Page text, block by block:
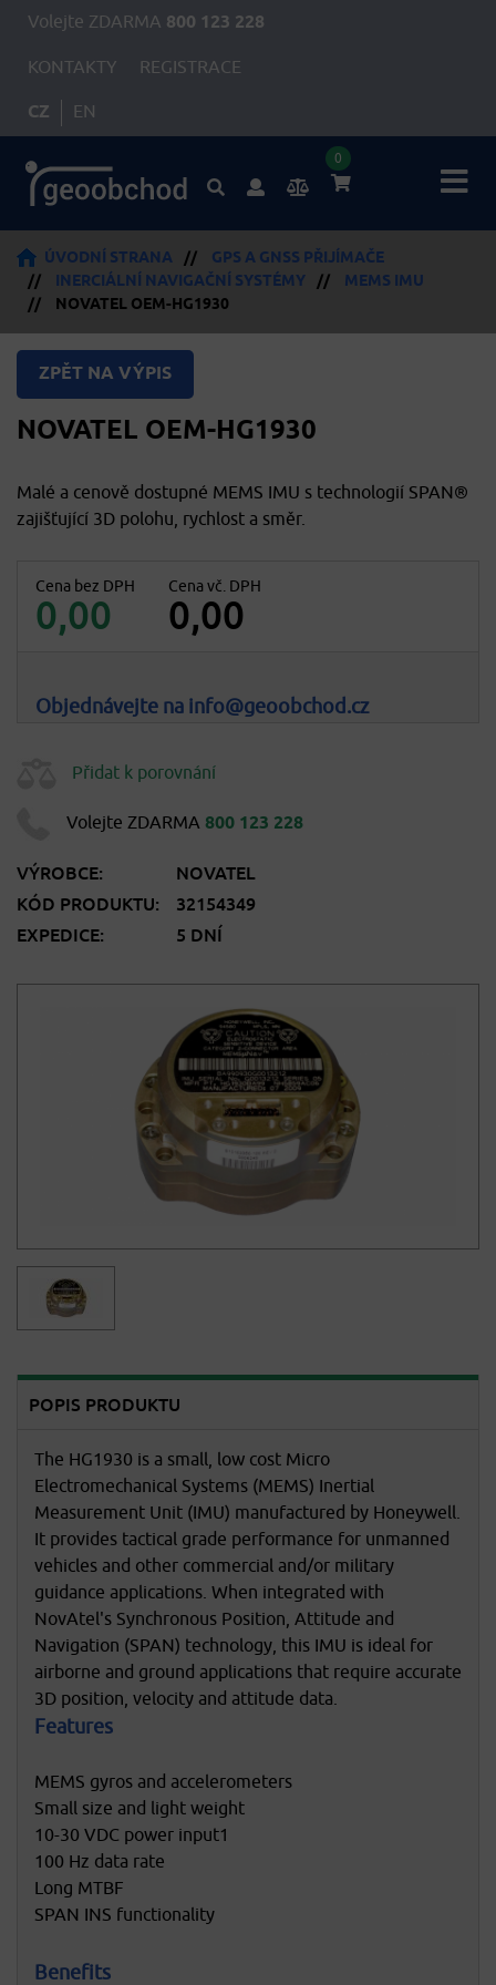
Volejte ZDARMA 800 123 228
KONTAKTY REGISTRACE
CZ EN
0
ÚVODNÍ STRANA //
GPS A GNSS PŘIJÍMAČE
//
INERCIÁLNÍ NAVIGAČNÍ SYSTÉMY //
MEMS IMU
//
NOVATEL OEM-HG1930
ZPĚT NA VÝPIS
NOVATEL OEM-HG1930
Malé a cenově dostupné MEMS IMU s technologií SPAN®
zajišťující 3D polohu, rychlost a směr.
Cena bez DPH
0,00
Cena vč. DPH
0,00
Objednávejte na info@geoobchod.cz
Přidat k porovnání
Volejte ZDARMA 800 123 228
VÝROBCE:
NOVATEL
KÓD PRODUKTU:
32154349
EXPEDICE:
5 DNÍ
POPIS PRODUKTU
The HG1930 is a small, low cost Micro
Electromechanical Systems (MEMS) Inertial
Measurement Unit (IMU) manufactured by Honeywell.
It provides tactical grade performance for unmanned
vehicles and other commercial and/or military
guidance applications. When integrated with
NovAtel's Synchronous Position, Attitude and
Navigation (SPAN) technology, this IMU is ideal for
airborne and ground applications that require accurate
3D position, velocity and attitude data.
Features
MEMS gyros and accelerometers
Small size and light weight
10-30 VDC power input1
100 Hz data rate
Long MTBF
SPAN INS functionality
Benefits